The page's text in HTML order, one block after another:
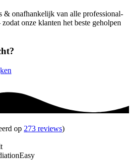
& onafhankelijk van alle professional-
zodat onze klanten het beste geholpen
op 273 reviews)